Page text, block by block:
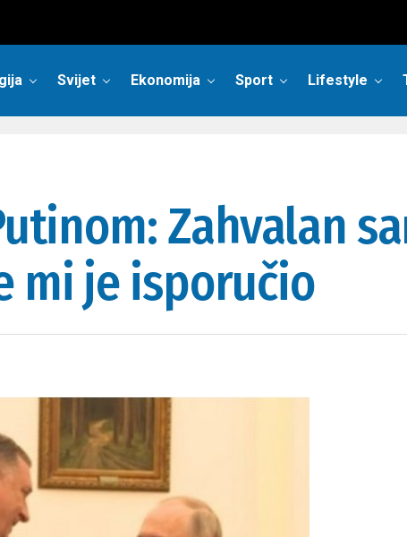
Svijet Ekonomija Sport Lifestyle
Zahvalan
mi je isporučio